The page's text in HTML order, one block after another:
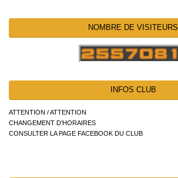
NOMBRE DE VISITEURS
INFOS CLUB
ATTENTION / ATTENTION
CHANGEMENT D’HORAIRES
CONSULTER LA PAGE FACEBOOK DU CLUB